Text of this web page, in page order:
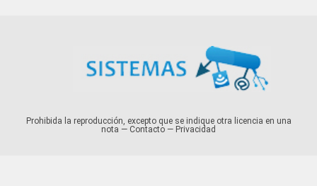
Prohibida la reproducción, excepto que se indique otra licencia en una
nota — Contacto — Privacidad